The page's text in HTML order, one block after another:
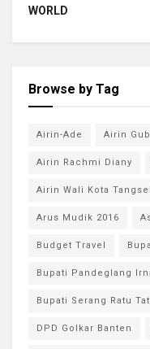
WORLD
Browse by Tag
Airin-Ade Airin
Airin Rachmi Diany
Airin Wali Kota Tangsel
Arus Mudik 2016
Budget Travel
Bupati Pandeglang
Bupati Serang Ratu
DPD Golkar Banten